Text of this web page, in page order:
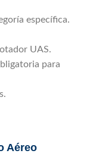
específica.
UAS.
para
Aéreo